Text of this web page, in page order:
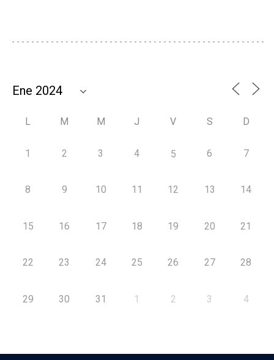
L M M J V S D
1 2 3 4 5 6 7
8 9 10 11 12 13 14
15 16 17 18 19 20 21
22 23 24 25 26 27 28
29 30 31 1 2 3 4